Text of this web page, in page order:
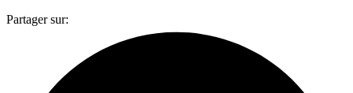
Partager sur: